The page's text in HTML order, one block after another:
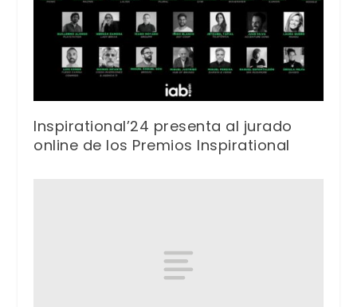
Inspirational’24 presenta al jurado
online de los Premios Inspirational